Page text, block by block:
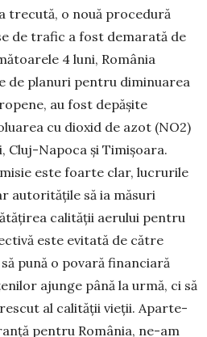
tre­cută, o nouă procedură
de trafic a fost demarată de
4 luni, România
de planuri pentru diminuarea
au fost depășite
cu dioxid de azot (NO2)
Cluj-Napoca și Timi­șoara.
este foar­te clar, lucrurile
au­to­ritățile să ia măsuri
ca­li­tății aerului pentru
este evitată de către
pună o povară financiară
ajunge până la urmă, ci să
al calității vieții. Apar­te­
pentru Ro­mâ­nia, ne-am